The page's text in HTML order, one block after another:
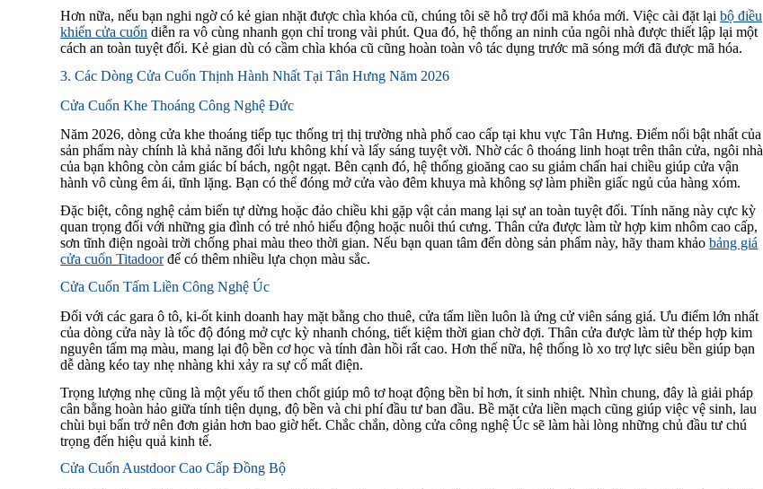
Hơn nữa, nếu bạn nghi ngờ có kẻ gian nhặt được chìa khóa cũ, chúng tôi sẽ hỗ trợ đổi mã khóa mới. Việc cài đặt lạibộ điều
khiển cửa cuốn diễn ra vô cùng nhanh gọn chỉ trong vài phút. Qua đó, hệ thống an ninh của ngôi nhà được thiết lập lại một
cách an toàn tuyệt đối. Kẻ gian dù có cầm chìa khóa cũ cũng hoàn toàn vô tác dụng trước mã sóng mới đã được mã hóa.
3. Các Dòng Cửa Cuốn Thịnh Hành Nhất Tại Tân Hưng Năm 2026
Cửa Cuốn Khe Thoáng Công Nghệ Đức
Năm 2026, dòng cửa khe thoáng tiếp tục thống trị thị trường nhà phố cao cấp tại khu vực Tân Hưng. Điểm nổi bật nhất của
sản phẩm này chính là khả năng đối lưu không khí và lấy sáng tuyệt vời. Nhờ các ô thoáng linh hoạt trên thân cửa, ngôi nhà
của bạn không còn cảm giác bí bách, ngột ngạt. Bên cạnh đó, hệ thống gioăng cao su giảm chấn hai chiều giúp cửa vận
hành vô cùng êm ái, tĩnh lặng. Bạn có thể đóng mở cửa vào đêm khuya mà không sợ làm phiền giấc ngủ của hàng xóm.
Đặc biệt, công nghệ cảm biến tự dừng hoặc đảo chiều khi gặp vật cản mang lại sự an toàn tuyệt đối. Tính năng này cực kỳ
quan trọng đối với những gia đình có trẻ nhỏ hiếu động hoặc nuôi thú cưng. Thân cửa được làm từ hợp kim nhôm cao cấp,
sơn tĩnh điện ngoài trời chống phai màu theo thời gian. Nếu bạn quan tâm đến dòng sản phẩm này, hãy tham khảobảng giá
cửa cuốn Titadoorđể có thêm nhiều lựa chọn màu sắc.
Cửa Cuốn Tấm Liền Công Nghệ Úc
Đối với các gara ô tô, ki-ốt kinh doanh hay mặt bằng cho thuê, cửa tấm liền luôn là ứng cử viên sáng giá. Ưu điểm lớn nhất
của dòng cửa này là tốc độ đóng mở cực kỳ nhanh chóng, tiết kiệm thời gian chờ đợi. Thân cửa được làm từ thép hợp kim
nguyên tấm mạ màu, mang lại độ bền cơ học và tính đàn hồi rất cao. Hơn thế nữa, hệ thống lò xo trợ lực siêu bền giúp bạn
dễ dàng kéo tay nhẹ nhàng khi xảy ra sự cố mất điện.
Trọng lượng nhẹ cũng là một yếu tố then chốt giúp mô tơ hoạt động bền bỉ hơn, ít sinh nhiệt. Nhìn chung, đây là giải pháp
cân bằng hoàn hảo giữa tính tiện dụng, độ bền và chi phí đầu tư ban đầu. Bề mặt cửa liền mạch cũng giúp việc vệ sinh, lau
chùi bụi bẩn trở nên đơn giản hơn bao giờ hết. Chắc chắn, dòng cửa công nghệ Úc sẽ làm hài lòng những chủ đầu tư chú
trọng đến hiệu quả kinh tế.
Cửa Cuốn Austdoor Cao Cấp Đồng Bộ